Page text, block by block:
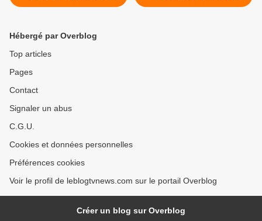
vendredi soir...
Reichmann et Boccolini. >
Hébergé par Overblog
Top articles
Pages
Contact
Signaler un abus
C.G.U.
Cookies et données personnelles
Préférences cookies
Voir le profil de leblogtvnews.com sur le portail Overblog
Créer un blog sur Overblog